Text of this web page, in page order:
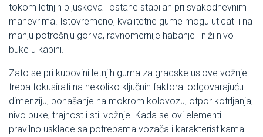
tokom letnjih pljuskova i ostane stabilan pri svakodnevnim
manevrima. Istovremeno, kvalitetne gume mogu uticati i na
manju potrošnju goriva, ravnomernije habanje i niži nivo
buke u kabini.
Zato se pri kupovini letnjih guma za gradske uslove vožnje
treba fokusirati na nekoliko ključnih faktora: odgovarajuću
dimenziju, ponašanje na mokrom kolovozu, otpor kotrljanja,
nivo buke, trajnost i stil vožnje. Kada se ovi elementi
pravilno usklade sa potrebama vozača i karakteristikama